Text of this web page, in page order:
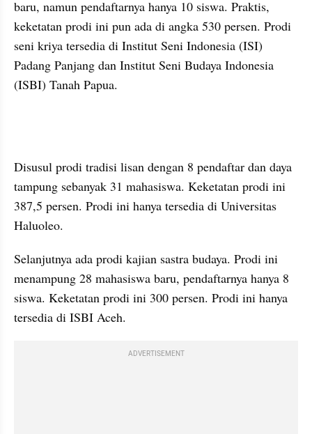
baru, namun pendaftarnya hanya 10 siswa. Praktis,
keketatan prodi ini pun ada di angka 530 persen. Prodi
seni kriya tersedia di Institut Seni Indonesia (ISI)
Padang Panjang dan Institut Seni Budaya Indonesia
(ISBI) Tanah Papua.
Disusul prodi tradisi lisan dengan 8 pendaftar dan daya
tampung sebanyak 31 mahasiswa. Keketatan prodi ini
387,5 persen. Prodi ini hanya tersedia di Universitas
Haluoleo.
Selanjutnya ada prodi kajian sastra budaya. Prodi ini
menampung 28 mahasiswa baru, pendaftarnya hanya 8
siswa. Keketatan prodi ini 300 persen. Prodi ini hanya
tersedia di ISBI Aceh.
ADVERTISEMENT